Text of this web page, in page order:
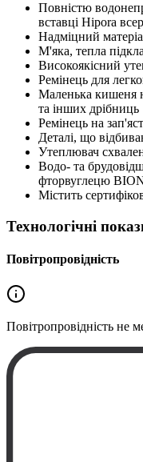
Повністю
вставці Hipora
Надміцний
М'яка, тепла
Високоякісний
Ремінець для
Маленька кишеня
та інших дрібниць
Ремінець на
Деталі, що
Утеплювач
Водо- та
фторвуглецю
Містить
Технологічні
Повітропровідність
Повітропровідність не